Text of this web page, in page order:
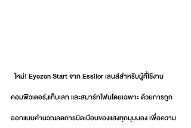
  ใหม่! Eyezen Start จาก Essilor เลนส์สำหรับผู้ที่ใช้งาน
คอมพิวเตอร์,แท็บเลท และสมาร์ทโฟนโดยเฉพาะ ด้วยการถูก
ออกแบบคำนวณลดการบิดเบือนของแสงทุกมุมมอง เพื่อความ